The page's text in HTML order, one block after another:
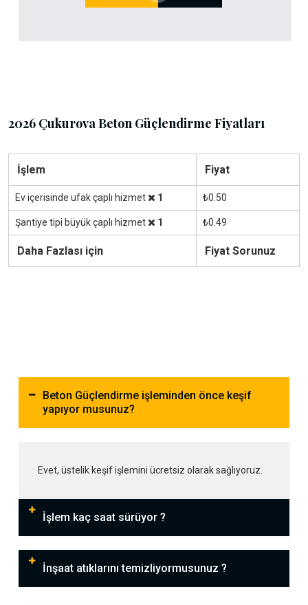
2026 Çukurova Beton Güçlendirme Fiyatları
İşlem Fiyat
Ev içerisinde ufak çaplı hizmet 1 ₺0.50
Şantiye tipi büyük çaplı hizmet 1 ₺0.49
Daha Fazlası için Fiyat Sorunuz
Beton Güçlendirme işleminden önce keşif
yapıyor musunuz?
Evet, üstelik keşif işlemini ücretsiz olarak sağlıyoruz.
İşlem kaç saat sürüyor ?
İnşaat atıklarını temizliyormusunuz ?